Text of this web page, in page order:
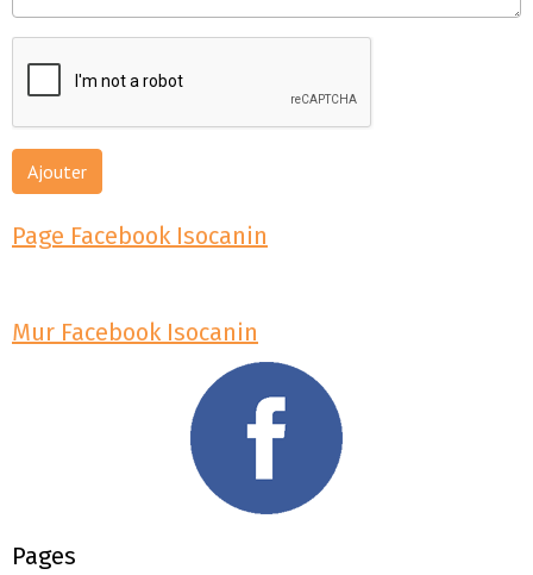
Ajouter
Page Facebook Isocanin
Mur Facebook Isocanin
Pages